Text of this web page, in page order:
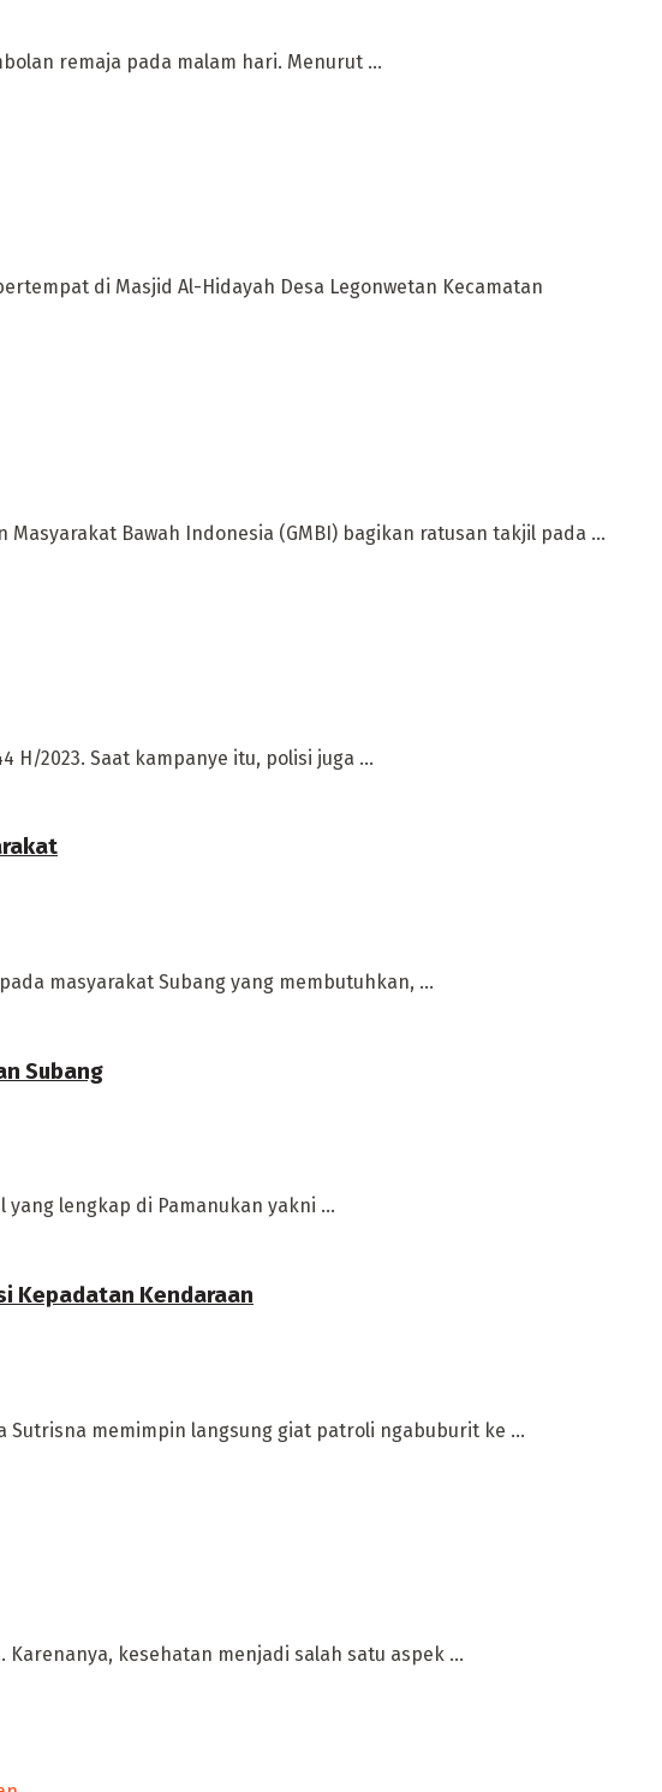
remaja pada malam hari. Menurut ...
di Masjid Al-Hidayah Desa Legonwetan Kecamatan
Masyarakat Bawah Indonesia (GMBI) bagikan ratusan takjil pada ...
H/2023. Saat kampanye itu, polisi juga ...
masyarakat Subang yang membutuhkan, ...
Subang
lengkap di Pamanukan yakni ...
Kepadatan Kendaraan
Sutrisna memimpin langsung giat patroli ngabuburit ke ...
kesehatan menjadi salah satu aspek ...